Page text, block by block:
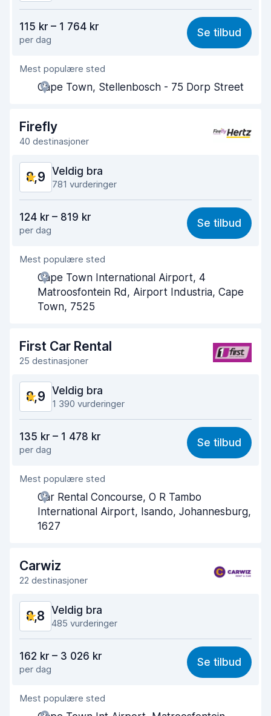
8,5
Enkel å finne 8,9
Hjelp og service
Tid brukt på henting
Tid brukt på levering
Bilens renslighet
Bilens tilstand
115 kr – 1 764 kr
per dag
Se tilbud
Mest populære sted
Cape Town, Stellenbosch - 75 Dorp Street
Firefly
40 destinasjoner
8,9 Veldig bra
781 vurderinger
8,6
Enkel å finne 8,9
Hjelp og service
Tid brukt på henting 8,3
Tid brukt på levering
Bilens renslighet 9,3
Bilens tilstand
124 kr – 819 kr
per dag
Se tilbud
Mest populære sted
Cape Town International Airport, 4
Matroosfontein Rd, Airport Industria, Cape
Town, 7525
First Car Rental
25 destinasjoner
8,9 Veldig bra
1 390 vurderinger
8,4
Enkel å finne 9,0
Hjelp og service
Tid brukt på henting 8,4
Tid brukt på levering
Bilens renslighet
Bilens tilstand
135 kr – 1 478 kr
per dag
Se tilbud
Mest populære sted
Car Rental Concourse, O R Tambo
International Airport, Isando, Johannesburg,
1627
Carwiz
22 destinasjoner
8,8 Veldig bra
485 vurderinger
8,7
Enkel å finne 8,5
Hjelp og service
162 kr – 3 026 kr
per dag
Se tilbud
Mest populære sted